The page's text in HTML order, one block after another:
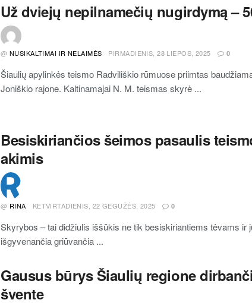
Už dviejų nepilnamečių nugirdymą –
@ NUSIKALTIMAI IR NELAIMĖS PIRMADIENIS, 28 LIEPOS, 2025 0
Šiaulių apylinkės teismo Radviliškio rūmuose priimtas
Joniškio rajone. Kaltinamajai N. M. teismas skyrė ...
Besiskiriančios šeimos pasaulis
akimis
@ RINA KETVIRTADIENIS, 22 GEGUŽĖS, 2025 0
Skyrybos – tai didžiulis iššūkis ne tik besiskiriantiems tėvams
išgyvenančia griūvančia ...
Gausus būrys Šiaulių regione
švente